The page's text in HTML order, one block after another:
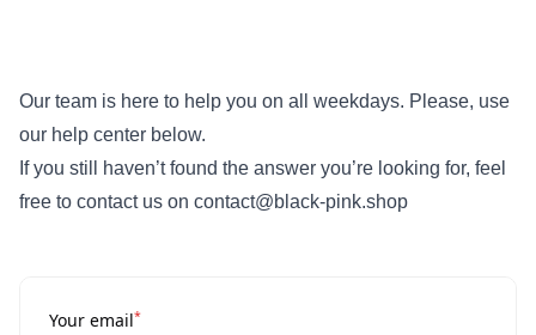
Our team is here to help you on all weekdays. Please, use
our help center below.
If you still haven’t found the answer you’re looking for, feel
free to contact us on contact@black-pink.shop